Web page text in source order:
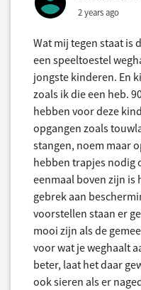
2 years ago
Wat mij tegen staat is
een speeltoestel
jongste kinderen. En
zoals ik die een heb.
hebben voor deze
opgangen zoals
stangen, noem maar
hebben trapjes nodig
eenmaal boven zijn is
gebrek aan
voorstellen staan er
mooi zijn als de
voor wat je weghaalt
beter, laat het daar
ook sieren als er